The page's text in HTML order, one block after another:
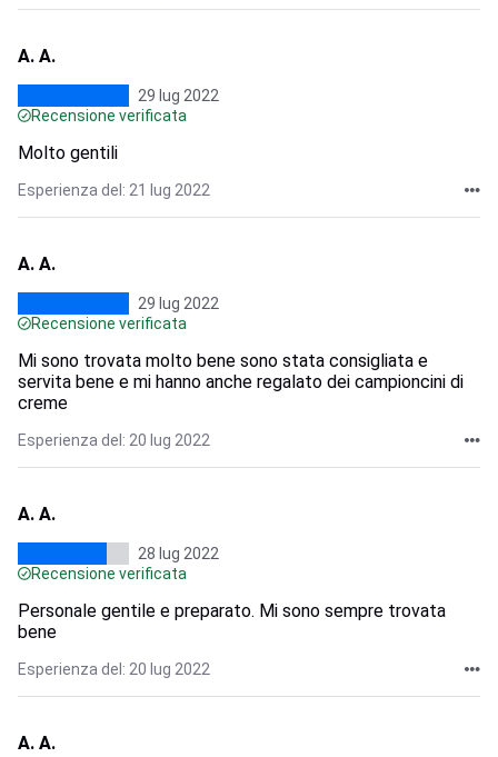
A. A.
29 lug 2022
Recensione verificata
Molto gentili
Esperienza del: 21 lug 2022
A. A.
29 lug 2022
Recensione verificata
Mi sono trovata molto bene sono stata consigliata e
servita bene e mi hanno anche regalato dei campioncini di
creme
Esperienza del: 20 lug 2022
A. A.
28 lug 2022
Recensione verificata
Personale gentile e preparato. Mi sono sempre trovata
bene
Esperienza del: 20 lug 2022
A. A.